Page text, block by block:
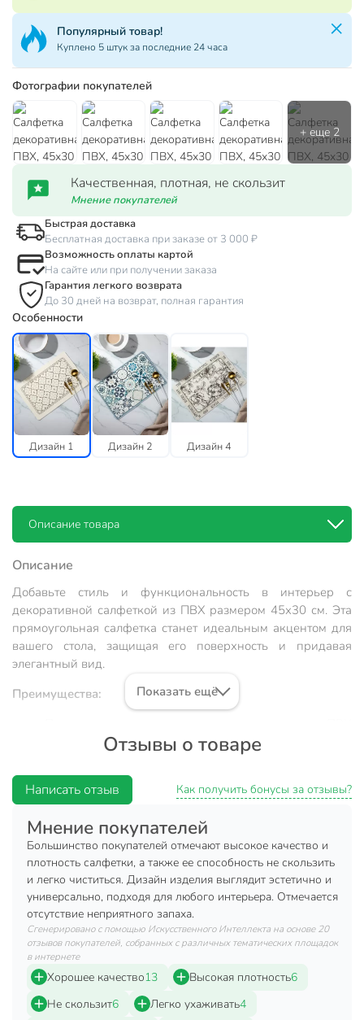
Популярный товар!
Куплено 5 штук за последние 24 часа
Фотографии покупателей
Качественная, плотная, не скользит
Мнение покупателей
Быстрая доставка
Бесплатная доставка при заказе от 3 000 ₽
Возможность оплаты картой
На сайте или при получении заказа
Гарантия легкого возврата
До 30 дней на возврат, полная гарантия
Особенности
Дизайн 1 Дизайн 2 Дизайн 4
Описание товара
Описание
Добавьте стиль и функциональность в интерьер с
декоративной салфеткой из ПВХ размером 45х30 см. Эта
прямоугольная салфетка станет идеальным акцентом для
вашего стола, защищая его поверхность и придавая
элегантный вид.
Преимущества:
обеспечивает долгий срок службы.
Универсальный дизайн: подходит для любого
интерьера.
Вы можете приобрести «Салфетка декоративная ПВХ,
45х30 см, прямоугольная, Y4-8908» и другие товары в
нашем интернет-магазине в Клинцах по низким ценам и с
бесплатным самовывозом.
Техническая информация
Ширина, см
Длина, см
45 см
Количество в наборе, шт
1 шт
Показать ещё
Отзывы о товаре
Написать отзыв Как получить бонусы за отзывы?
Мнение покупателей
Большинство покупателей отмечают высокое качество и
плотность салфетки, а также ее способность не скользить
и легко чиститься. Дизайн изделия выглядит эстетично и
универсально, подходя для любого интерьера. Отмечается
отсутствие неприятного запаха.
Сгенерировано с помощью Искусственного Интеллекта на основе 20
отзывов покупателей, собранных с различных тематических площадок
в интернете
Хорошее качество13 Высокая плотность6
Не скользит6 Легко ухаживать4